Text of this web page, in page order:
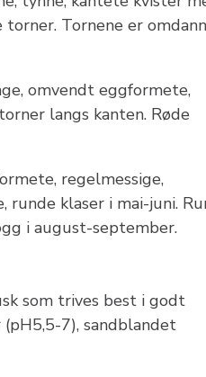
Tornene er
omvendt eggformete,
langs kanten. Røde
regelmessige,
klaser i mai-juni.
i august-september.
som trives best i godt
7), sandblandet